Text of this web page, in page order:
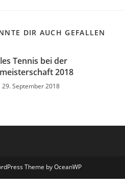
DIR AUCH GEFALLEN
Tennis bei der
2018
29. September 2018
Theme by OceanWP